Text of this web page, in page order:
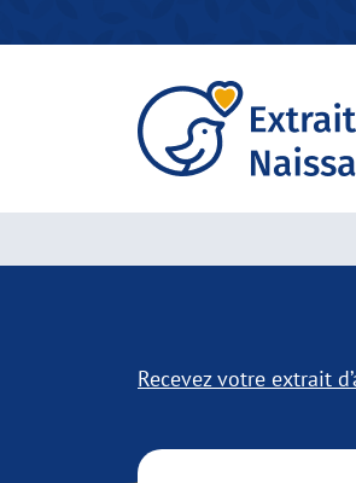
Recevez votre extrait